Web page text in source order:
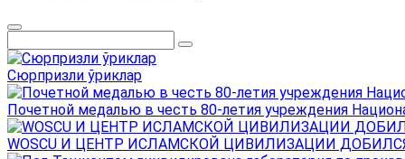
Сюрпризли ўриклар
Почетной медалью в честь 80-летия учреждения
WOSCU И ЦЕНТР ИСЛАМСКОЙ ЦИВИЛИЗАЦИИ